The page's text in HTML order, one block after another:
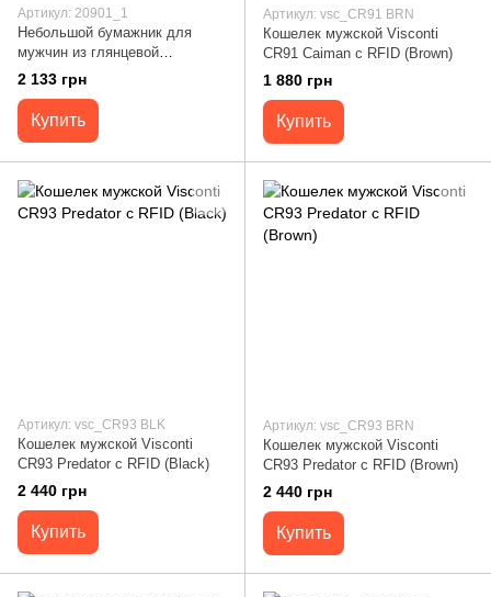
Артикул: 20901_1
Небольшой бумажник для
мужчин из глянцевой
натуральной кожи Tony Perotti
20901_1 (3810 nero) Черный
2 133 грн
Купить
Артикул: vsc_CR91 BRN
Кошелек мужской Visconti
CR91 Caiman c RFID (Brown)
1 880 грн
Купить
Артикул: vsc_CR93 BLK
Кошелек мужской Visconti
CR93 Predator c RFID (Black)
2 440 грн
Купить
Артикул: vsc_CR93 BRN
Кошелек мужской Visconti
CR93 Predator c RFID (Brown)
2 440 грн
Купить